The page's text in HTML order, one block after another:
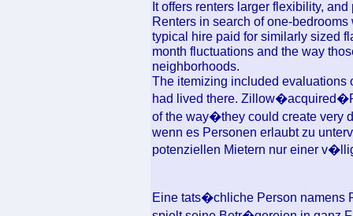
It offers renters larger flexibility,
Renters in search of one-
typical hire paid for similarly sized
month fluctuations and the way
neighborhoods.
The itemizing included evaluations
had lived there.
of the way�they could create very
wenn es Personen erlaubt zu
potenziellen Mietern nur einer
Eine tats�chliche Person namens